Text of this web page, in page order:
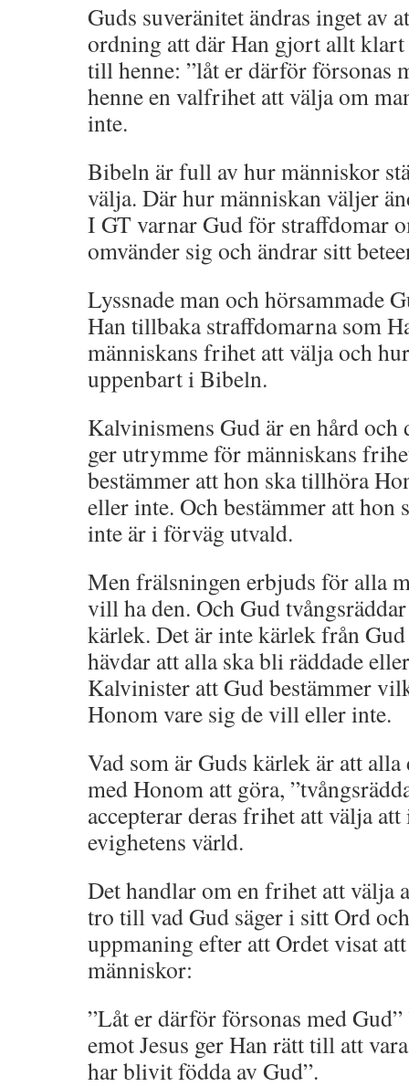
Guds suveränitet ändras inget av
ordning att där Han gjort allt klart
till henne: ”låt er därför försonas
henne en valfrihet att välja om
inte.
Bibeln är full av hur människor
välja. Där hur människan väljer
I GT varnar Gud för straffdomar
omvänder sig och ändrar sitt
Lyssnade man och hörsammade
Han tillbaka straffdomarna som
människans frihet att välja och
uppenbart i Bibeln.
Kalvinismens Gud är en hård och
ger utrymme för människans
bestämmer att hon ska tillhöra
eller inte. Och bestämmer att hon
inte är i förväg utvald.
Men frälsningen erbjuds för alla
vill ha den. Och Gud
kärlek. Det är inte kärlek från
hävdar att alla ska bli räddade
Kalvinister att Gud bestämmer
Honom vare sig de vill eller inte.
Vad som är Guds kärlek är att
med Honom att göra,
accepterar deras frihet att välja
evighetens värld.
Det handlar om en frihet att välja
tro till vad Gud säger i sitt Ord
uppmaning efter att Ordet visat
människor:
”Låt er därför försonas med Gud”
emot Jesus ger Han rätt till att
har blivit födda av Gud”.